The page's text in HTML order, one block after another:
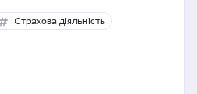
Страхова діяльність